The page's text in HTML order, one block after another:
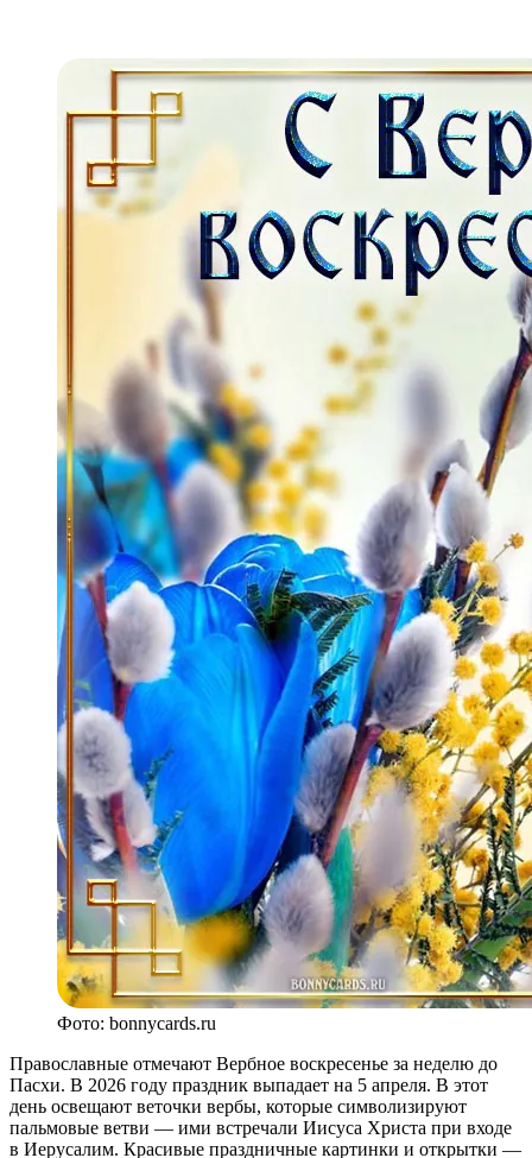
Фото: bonnycards.ru
Православные отмечают Вербное воскресенье за неделю до
Пасхи. В 2026 году праздник выпадает на 5 апреля. В этот
день освещают веточки вербы, которые символизируют
пальмовые ветви — ими встречали Иисуса Христа при входе
в Иерусалим. Красивые праздничные картинки и открытки —